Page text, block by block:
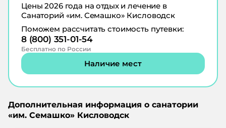
Цены2026года на отдых и лечение в
Санаторий «им. Семашко» Кисловодск
Поможем рассчитать стоимость путевки:
8 (800) 351-01-54
Бесплатно по России
Наличие мест
Дополнительная информация о санатории
«им. Семашко» Кисловодск